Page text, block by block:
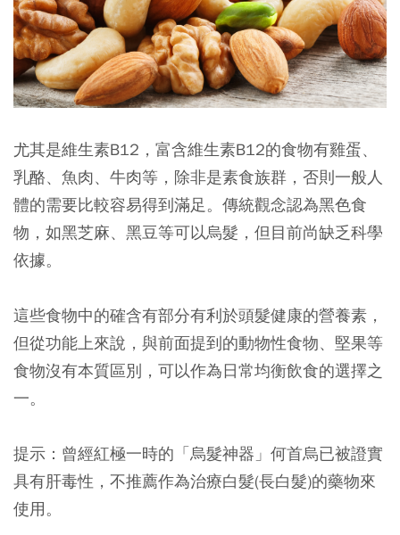
尤其是維生素B12，富含維生素B12的食物有雞蛋、
乳酪、魚肉、牛肉等，除非是素食族群，否則一般人
體的需要比較容易得到滿足。傳統觀念認為黑色食
物，如黑芝麻、黑豆等可以烏髮，但目前尚缺乏科學
依據。
這些食物中的確含有部分有利於頭髮健康的營養素，
但從功能上來說，與前面提到的動物性食物、堅果等
食物沒有本質區別，可以作為日常均衡飲食的選擇之
一。
提示：曾經紅極一時的「烏髮神器」何首烏已被證實
具有肝毒性，不推薦作為治療白髮(長白髮)的藥物來
使用。